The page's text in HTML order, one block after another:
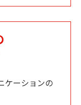
ケーションの